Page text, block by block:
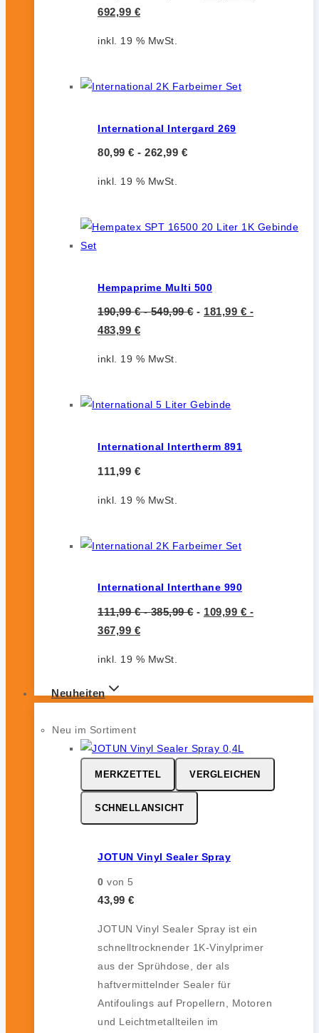
692,99 €
inkl. 19 % MwSt.
International Intergard 269
80,99 € - 262,99 €
inkl. 19 % MwSt.
Hempaprime Multi 500
190,99€-549,99€- 181,99 € -
483,99 €
inkl. 19 % MwSt.
International Intertherm 891
111,99 €
inkl. 19 % MwSt.
International Interthane 990
111,99€-385,99€- 109,99 € -
367,99 €
inkl. 19 % MwSt.
Neuheiten
Neu im Sortiment
MERKZETTEL VERGLEICHEN
SCHNELLANSICHT
JOTUN Vinyl Sealer Spray
0 von 5
43,99 €
JOTUN Vinyl Sealer Spray ist ein
schnelltrocknender 1K-Vinylprimer
aus der Sprühdose, der als
haftvermittelnder Sealer für
Antifoulings auf Propellern, Motoren
und Leichtmetallteilen im